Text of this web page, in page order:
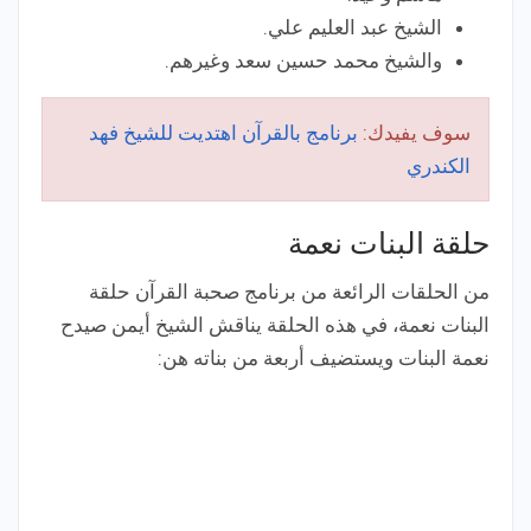
الشيخ عبد العليم علي.
والشيخ محمد حسين سعد وغيرهم.
سوف يفيدك: برنامج بالقرآن اهتديت للشيخ فهد
الكندري
حلقة البنات نعمة
من الحلقات الرائعة من برنامج صحبة القرآن حلقة
البنات نعمة، في هذه الحلقة يناقش الشيخ أيمن صيدح
نعمة البنات ويستضيف أربعة من بناته هن: